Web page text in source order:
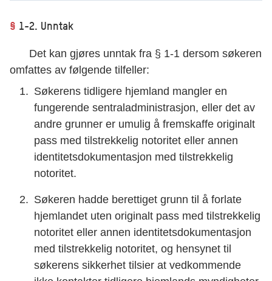
§ 1-2. Unntak
Det kan gjøres unntak fra § 1-1 dersom søkeren
omfattes av følgende tilfeller:
Søkerens tidligere hjemland mangler en
fungerende sentraladministrasjon, eller det av
andre grunner er umulig å fremskaffe originalt
pass med tilstrekkelig notoritet eller annen
identitetsdokumentasjon med tilstrekkelig
notoritet.
Søkeren hadde berettiget grunn til å forlate
hjemlandet uten originalt pass med tilstrekkelig
notoritet eller annen identitetsdokumentasjon
med tilstrekkelig notoritet, og hensynet til
søkerens sikkerhet tilsier at vedkommende